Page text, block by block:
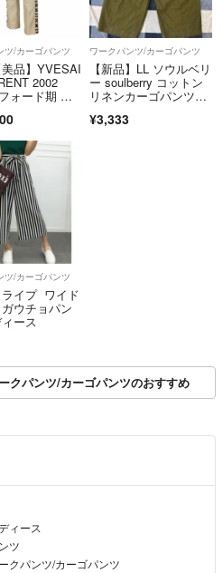
ツ/カーゴパンツ
品】YVESAI
2002
ォード期 モ
トラウザー
ズ アイボリ
ン100％ レデ
性用k02i
ワークパンツ/カーゴパンツ
【新品】LL ソウルベリ
ー soulberry コットン
リネンカーゴパンツワ
¥3,333
ツ/カーゴパンツ
イプ ワイド
ウチョパン
ース
クパンツ/カーゴパンツのおすすめ
ィース
ツ
クパンツ/カーゴパンツ